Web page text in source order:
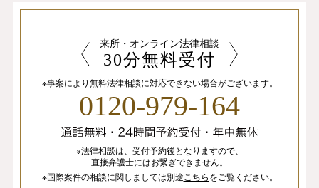
来所・オンライン法律相談
30分無料受付
※事案により無料法律相談に対応できない場合がございます。
0120-979-164
※法律相談は、 受付予約後となりますので、
直接弁護士にはお繋ぎできません。
※国際案件の相談に関しましては別途 こちらをご覧ください。